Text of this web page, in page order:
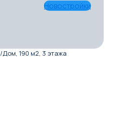
Новостройки
/Дом, 190 м2, 3 этажа